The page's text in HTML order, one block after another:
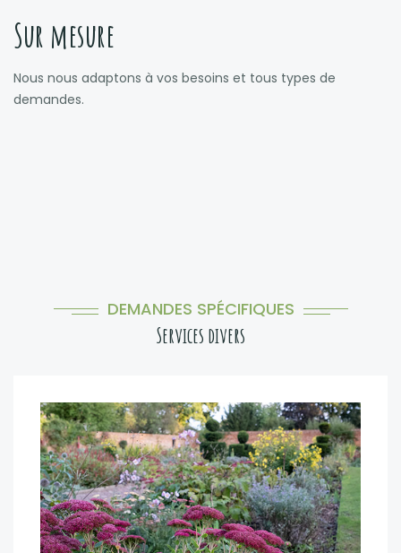
Sur mesure
Nous nous adaptons à vos besoins et tous types de
demandes.
DEMANDES SPÉCIFIQUES
Services divers